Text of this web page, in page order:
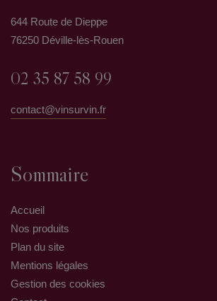
644 Route de Dieppe
76250 Déville-lès-Rouen
02 35 87 58 99
contact@vinsurvin.fr
Sommaire
Accueil
Nos produits
Plan du site
Mentions légales
Gestion des cookies